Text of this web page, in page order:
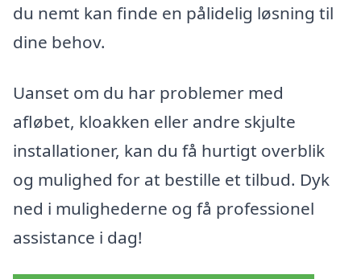
du nemt kan finde en pålidelig løsning til
dine behov.
Uanset om du har problemer med
afløbet, kloakken eller andre skjulte
installationer, kan du få hurtigt overblik
og mulighed for at bestille et tilbud. Dyk
ned i mulighederne og få professionel
assistance i dag!